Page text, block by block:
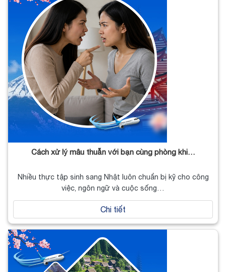
Cách xử lý mâu thuẫn với bạn cùng phòng khi…
Nhiều thực tập sinh sang Nhật luôn chuẩn bị kỹ cho công
việc, ngôn ngữ và cuộc sống…
Chi tiết